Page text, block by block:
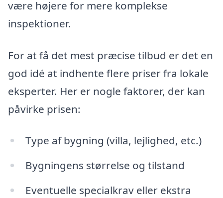
være højere for mere komplekse
inspektioner.
For at få det mest præcise tilbud er det en
god idé at indhente flere priser fra lokale
eksperter. Her er nogle faktorer, der kan
påvirke prisen:
Type af bygning (villa, lejlighed, etc.)
Bygningens størrelse og tilstand
Eventuelle specialkrav eller ekstra